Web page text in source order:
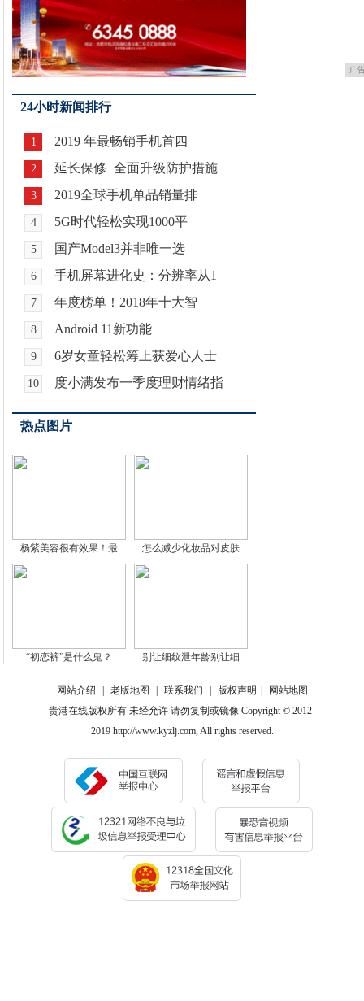
广
24小时新闻排行
1 2019 年最畅销手机首四
2 延长保修+全面升级防护措施
3 2019全球手机单品销量排
4 5G时代轻松实现1000平
5 国产Model3并非唯一选
6 手机屏幕进化史：分辨率从1
7 年度榜单！2018年十大智
8 Android 11新功能
9 6岁女童轻松筹上获爱心人士
10 度小满发布一季度理财情绪指
热点图片
杨紫美容很有效果！最 怎么减少化妆品对皮肤
“初恋裤”是什么鬼？ 别让细纹泄年龄别让细
网站介绍 老版地图 联系我们 版权声明
网站地图
贵港在线版权所有 未经允许 请勿复制或镜像 Copyright © 2012-
2019 http://www.kyzlj.com, All rights reserved.